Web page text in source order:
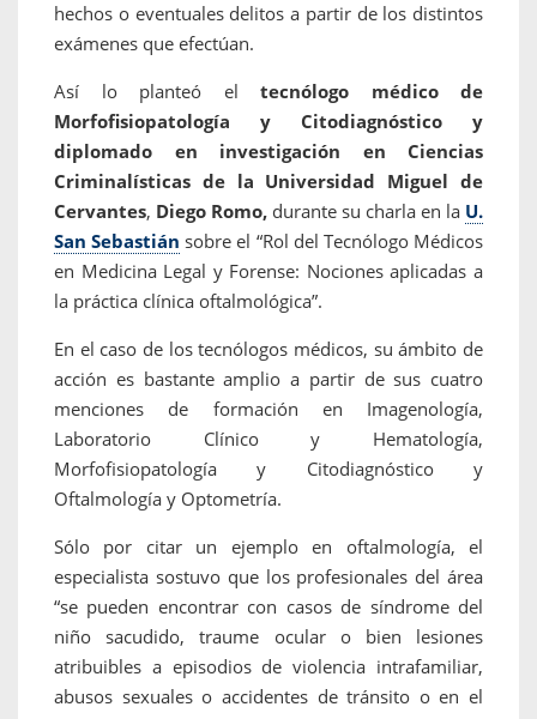
hechos o eventuales delitos a partir de los distintos
exámenes que efectúan.
Así lo planteó el tecnólogo médico de
Morfofisiopatología y Citodiagnóstico y
diplomado en investigación en Ciencias
Criminalísticas de la Universidad Miguel de
Cervantes, Diego Romo, durante su charla en la U.
San Sebastián sobre el “Rol del Tecnólogo Médicos
en Medicina Legal y Forense: Nociones aplicadas a
la práctica clínica oftalmológica”.
En el caso de los tecnólogos médicos, su ámbito de
acción es bastante amplio a partir de sus cuatro
menciones de formación en Imagenología,
Laboratorio Clínico y Hematología,
Morfofisiopatología y Citodiagnóstico y
Oftalmología y Optometría.
Sólo por citar un ejemplo en oftalmología, el
especialista sostuvo que los profesionales del área
“se pueden encontrar con casos de síndrome del
niño sacudido, traume ocular o bien lesiones
atribuibles a episodios de violencia intrafamiliar,
abusos sexuales o accidentes de tránsito o en el